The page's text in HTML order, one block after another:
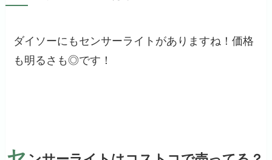
ダイソーにもセンサーライトがありますね！価格
も明るさも◎です！